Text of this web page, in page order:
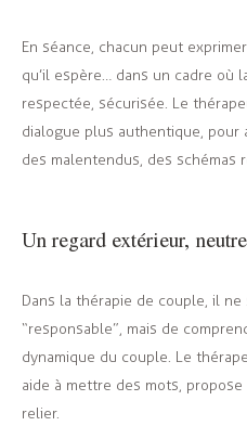
En séance, chacun peut
qu’il espère… dans un cadre où
respectée, sécurisée. Le
dialogue plus authentique, pour
des malentendus, des schémas
Un regard extérieur,
Dans la thérapie de couple, il ne
“responsable”, mais de
dynamique du couple. Le
aide à mettre des mots,
relier.